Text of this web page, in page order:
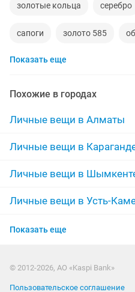
золотые кольца серебро
сапоги золото 585
кольца норковые шубы
дубленки инвалидные
дубленки мужские
джинсы куртки мужские
Показать еще
Похожие в городах
Личные вещи в Алматы
Личные вещи в
Личные вещи в
Личные вещи в Усть-
Личные вещи в Актобе
Личные вещи в Таразе
Показать еще
© 2012-2026, АО «Kaspi Bank»
Пользовательское соглашение